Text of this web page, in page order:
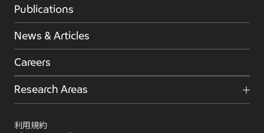
Publications
News & Articles
Careers
Research Areas
利用規約